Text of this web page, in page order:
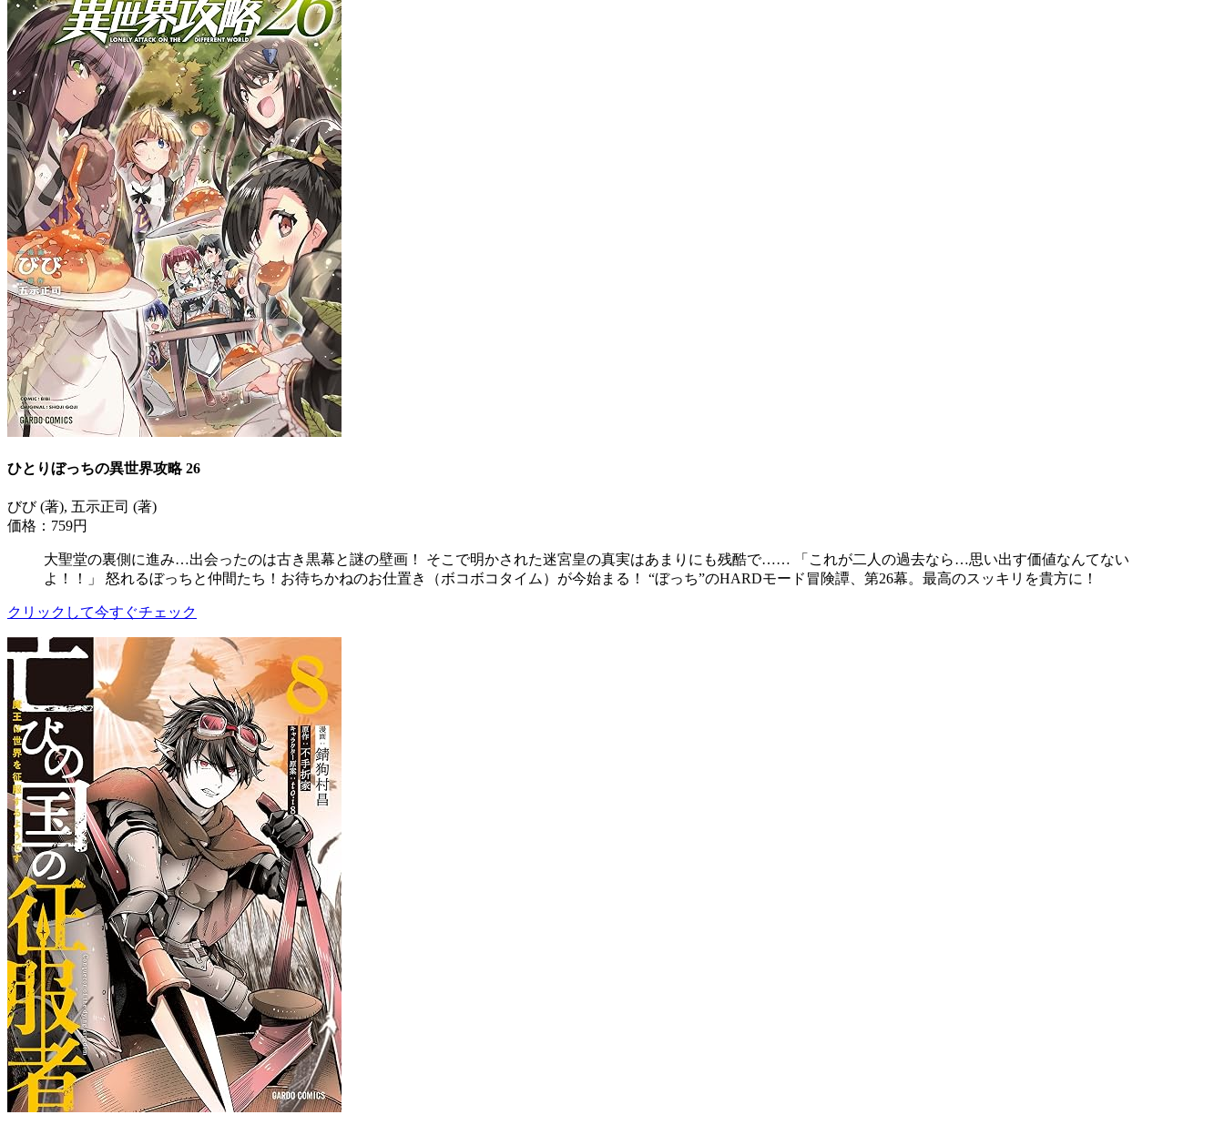
ひとりぼっちの異世界攻略 26
びび (著), 五示正司 (著)
価格：759円
大聖堂の裏側に進み…出会ったのは古き黒幕と謎の壁画！ そこで明かされた迷宮皇の真実はあまりにも残酷で…… 「これが二人の過去なら…思い出す価値なんてない
よ！！」 怒れるぼっちと仲間たち！お待ちかねのお仕置き（ボコボコタイム）が今始まる！ “ぼっち”のHARDモード冒険譚、第26幕。最高のスッキリを貴方に！
クリックして今すぐチェック